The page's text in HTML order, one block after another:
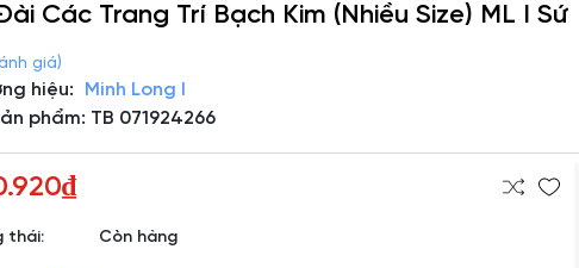
Các Trang Trí Bạch Kim (Nhiều Size) ML I Sứ
giá)
hiệu:
Minh Long I
phẩm: TB 071924266
thái: Còn hàng